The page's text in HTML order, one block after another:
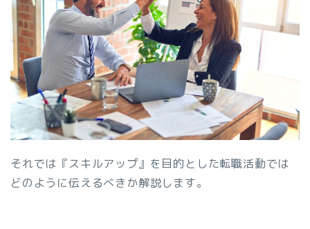
それでは『スキルアップ』を目的とした転職活動では
どのように伝えるべきか解説します。